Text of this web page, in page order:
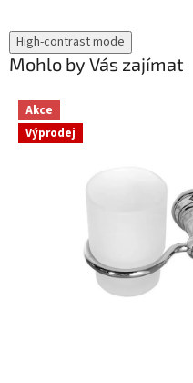
High-contrast mode
Mohlo by Vás zajímat
Akce
Výprodej